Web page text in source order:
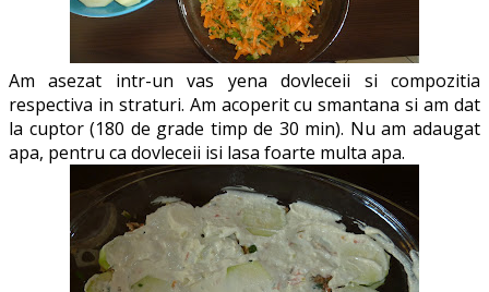
Am asezat intr-un vas yena dovleceii si compozitia
respectiva in straturi. Am acoperit cu smantana si am dat
la cuptor (180 de grade timp de 30 min). Nu am adaugat
apa, pentru ca dovleceii isi lasa foarte multa apa.